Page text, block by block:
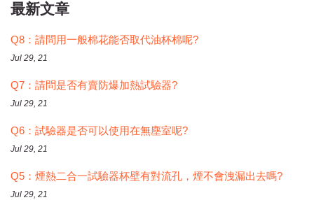
最新文章
Q8：請問用一般棉花能否取代油杯棉呢?
Jul 29, 21
Q7：請問是否有賣防爆加熱試驗器?
Jul 29, 21
Q6：試驗器是否可以使用在無塵室呢?
Jul 29, 21
Q5：煙熱二合一試驗器杯壁有對流孔，煙不會洩漏出去嗎?
Jul 29, 21